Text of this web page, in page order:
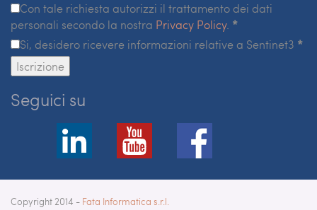
Con tale richiesta autorizzi il trattamento dei dati
personali secondo la nostra Privacy Policy. *
Si, desidero ricevere informazioni relative a Sentinet3 *
Iscrizione
Seguici su
Copyright 2014 - Fata Informatica s.r.l.